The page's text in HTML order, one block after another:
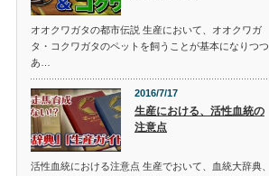
オオクワガタの都市伝説 生産において、オオクワガ
タ・コクワガタのペットを飼うことが基本になりつつ
あ…
2016/7/17
生産における、活性血統の
注意点
活性血統における注意点 生産でおいて、血統大辞典、